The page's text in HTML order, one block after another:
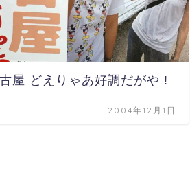
屋 どえりゃあ好調だがや !
2004年12月1日